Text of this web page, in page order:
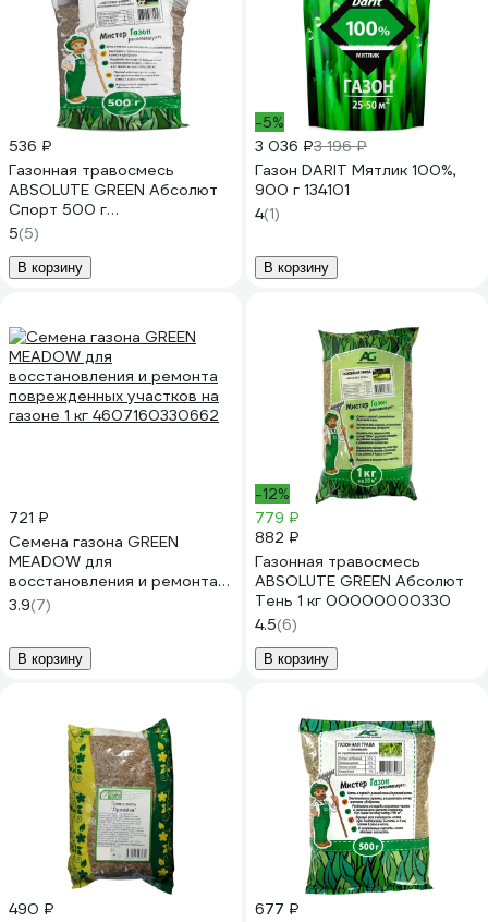
536 ₽
Газонная травосмесь
ABSOLUTE GREEN Абсолют
Спорт 500 г
00000000467
5(5)
В корзину
-5%
3 036 ₽3 196 ₽
Газон DARIT Мятлик 100%,
900 г 134101
4(1)
В корзину
721 ₽
Семена газона GREEN
MEADOW для
восстановления и ремонта
поврежденных участков на
газоне 1 кг 4607160330662
3.9(7)
В корзину
-12%
779 ₽
882 ₽
Газонная травосмесь
ABSOLUTE GREEN Абсолют
Тень 1 кг 00000000330
4.5(6)
В корзину
490 ₽ 677 ₽